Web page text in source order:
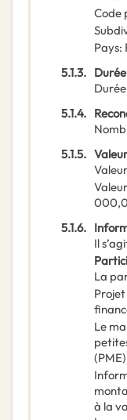
Code
Pays:
5.1.3.
Durée
5.1.4.
5.1.5. Valeur
5.1.6.
Il
La
Le
(PME)
à la